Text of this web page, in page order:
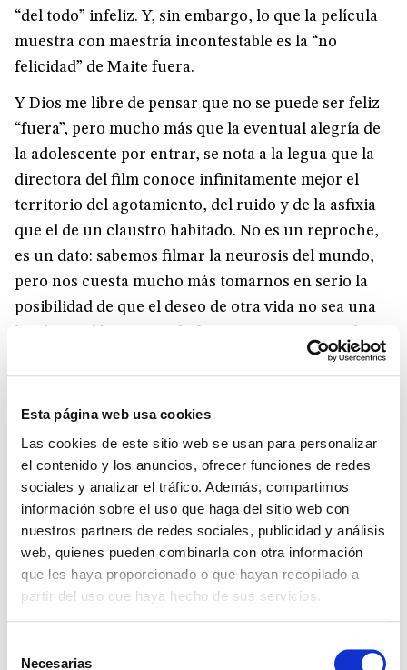
Esta página web usa cookies
Las cookies de este sitio web se usan para personalizar
el contenido y los anuncios, ofrecer funciones de redes
sociales y analizar el tráfico. Además, compartimos
información sobre el uso que haga del sitio web con
nuestros partners de redes sociales, publicidad y análisis
web, quienes pueden combinarla con otra información
que les haya proporcionado o que hayan recopilado a
partir del uso que haya hecho de sus servicios.
Necesarias
“del todo” infeliz. Y, sin embargo, lo que la película
muestra con maestría incontestable es la “no
felicidad” de Maite fuera.
Y Dios me libre de pensar que no se puede ser feliz
“fuera”, pero mucho más que la eventual alegría de
la adolescente por entrar, se nota a la legua que la
directora del film conoce infinitamente mejor el
territorio del agotamiento, del ruido y de la asfixia
que el de un claustro habitado. No es un reproche,
es un dato: sabemos filmar la neurosis del mundo,
pero nos cuesta mucho más tomarnos en serio la
posibilidad de que el deseo de otra vida no sea una
ese vacío tangible del que venimos hablando, el
encontrar respuesta más allá de nuestros planes y
de nuestros razonamientos. Hasta un diario tan
poco sospechoso de simpatías eclesiales como
Públicolo reconoce. Uno de sus articulistas, Israel
Merino, afirma que «no es una barbaridad pensar
que nos hemos adentrado en una segunda época
teocéntrica por la incapacidad del ateísmo liberal
para proporcionarnos certezas». La tía Maite es,